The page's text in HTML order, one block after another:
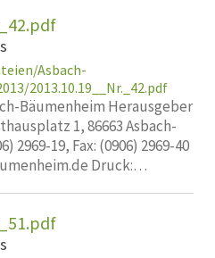
Asbach-
2013.10.19__Nr._42.pdf
Bäumenheim Herausgeber
1, 86663 Asbach-
2969-19, Fax: (0906) 2969-40
Druck:…